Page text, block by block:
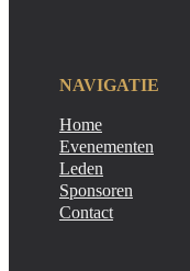
NAVIGATIE
Home
Evenementen
Leden
Sponsoren
Contact